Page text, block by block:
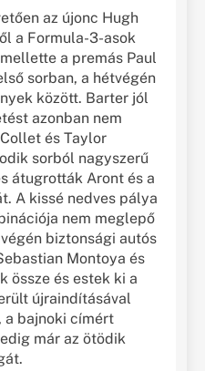
az újonc Hugh
a Formula-3-asok
a premás Paul
sorban, a hétvégén
között. Barter jól
azonban nem
és Taylor
sorból nagyszerű
átugrották Aront és a
A kissé nedves pálya
nem meglepő
biztonsági autós
Montoya és
össze és estek ki a
újraindításával
a bajnoki címért
már az ötödik